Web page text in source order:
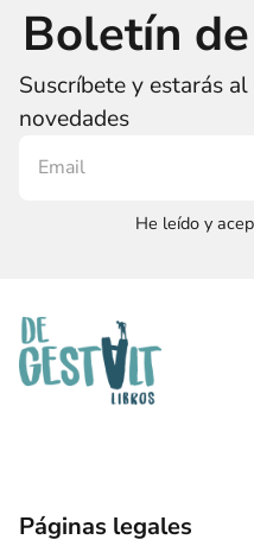
Boletín
Suscríbete y estarás
novedades
He leído y
Páginas legales